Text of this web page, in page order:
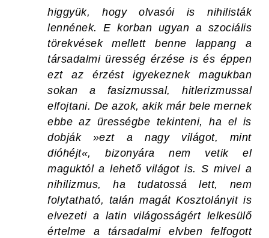
higgyük, hogy olvasói is nihilisták
lennének. E korban ugyan a szociális
törekvések mellett benne lappang a
társadalmi üresség érzése is és éppen
ezt az érzést igyekeznek magukban
sokan a fasizmussal, hitlerizmussal
elfojtani. De azok, akik már bele mernek
ebbe az ürességbe tekinteni, ha el is
dobják »ezt a nagy világot, mint
dióhéjt«, bizonyára nem vetik el
maguktól a lehető világot is. S mivel a
nihilizmus, ha tudatossá lett, nem
folytatható, talán magát Kosztolányit is
elvezeti a latin világosságért lelkesülő
értelme a társadalmi elvben felfogott